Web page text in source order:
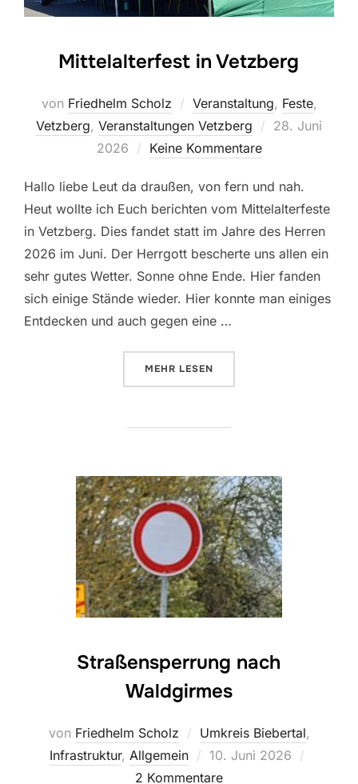
Mittelalterfest in Vetzberg
von Friedhelm Scholz Veranstaltung, Feste,
Vetzberg, Veranstaltungen Vetzberg
Veröffentlicht
28. Juni
2026
Keine Kommentare
Hallo liebe Leut da draußen, von fern und nah.
Heut wollte ich Euch berichten vom Mittelalterfeste
in Vetzberg. Dies fandet statt im Jahre des Herren
2026 im Juni. Der Herrgott bescherte uns allen ein
sehr gutes Wetter. Sonne ohne Ende. Hier fanden
sich einige Stände wieder. Hier konnte man einiges
Entdecken und auch gegen eine …
MEHR ÜBER „MITTELALTERFEST IN
LESEN
Straßensperrung nach
Waldgirmes
von Friedhelm Scholz Umkreis Biebertal,
Infrastruktur, Allgemein
Veröffentlicht
am
10. Juni 2026
2 Kommentare